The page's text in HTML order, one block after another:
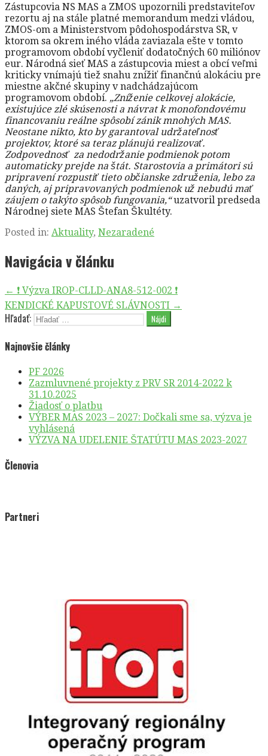
Zástupcovia NS MAS a ZMOS upozornili predstaviteľov
rezortu aj na stále platné memorandum medzi vládou,
ZMOS-om a Ministerstvom pôdohospodárstva SR, v
ktorom sa okrem iného vláda zaviazala ešte v tomto
programovom období vyčleniť dodatočných 60 miliónov
eur. Národná sieť MAS a zástupcovia miest a obcí veľmi
kriticky vnímajú tiež snahu znížiť finančnú alokáciu pre
miestne akčné skupiny v nadchádzajúcom
programovom období. „Zníženie celkovej alokácie,
existujúce zlé skúsenosti a návrat k monofondovému
financovaniu reálne spôsobí zánik mnohých MAS.
Neostane nikto, kto by garantoval udržateľnosť
projektov, ktoré sa teraz plánujú realizovať.
Zodpovednosť za nedodržanie podmienok potom
automaticky prejde na štát. Starostovia a primátori sú
pripravení rozpustiť tieto občianske združenia, lebo za
daných, aj pripravovaných podmienok už nebudú mať
záujem o takýto spôsob fungovania,“uzatvoril predseda
Národnej siete MAS Štefan Škultéty.
Posted in: Aktuality, Nezaradené
Navigácia v článku
← ❗ Výzva IROP-CLLD-ANA8-512-002 ❗
KENDICKÉ KAPUSTOVÉ SLÁVNOSTI →
Hľadať:
Najnovšie články
PF 2026
Zazmluvnené projekty z PRV SR 2014-2022 k
31.10.2025
Žiadosť o platbu
VÝBER MAS 2023 – 2027: Dočkali sme sa, výzva je
vyhlásená
VÝZVA NA UDELENIE ŠTATÚTU MAS 2023-2027
Členovia
Partneri